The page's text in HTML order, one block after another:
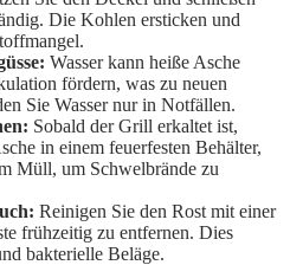
Die Kohlen ersticken und
Wasser kann heiße Asche
fördern, was zu neuen
Sie Wasser nur in Notfällen.
Sobald der Grill erkaltet ist,
in einem feuerfesten Behälter,
Müll, um Schwelbrände zu
Reinigen Sie den Rost mit einer
frühzeitig zu entfernen. Dies
bakterielle Beläge.